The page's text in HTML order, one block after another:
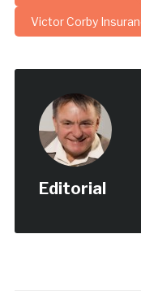
Victor Corby
Editorial